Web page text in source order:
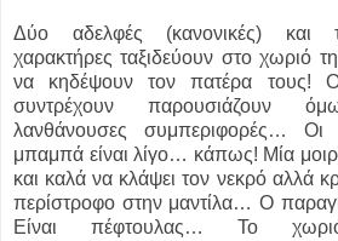
Δύο αδελφές (κανονικές) και
χαρακτήρες ταξιδεύουν στο χωριό
να κηδέψουν τον πατέρα τους!
συντρέχουν παρουσιάζουν
λανθάνουσες συμπεριφορές…
μπαμπά είναι λίγο… κάπως! Μία
και καλά να κλάψει τον νεκρό αλλά
περίστροφο στην μαντίλα… Ο
Είναι πέφτουλας… Το